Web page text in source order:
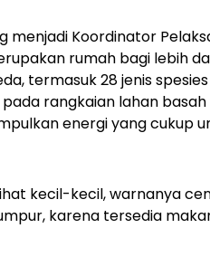
menjadi Koordinator
rumah bagi lebih
termasuk 28 jenis
rangkaian lahan
energi yang cukup
kecil-kecil, warnanya
karena tersedia